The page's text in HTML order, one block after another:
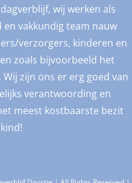
wij werken als
en vakkundig team nauw
verzorgers, kinderen en
zoals bijvoorbeeld het
zijn ons er erg goed van
verantwoording en
meest kostbaarste bezit